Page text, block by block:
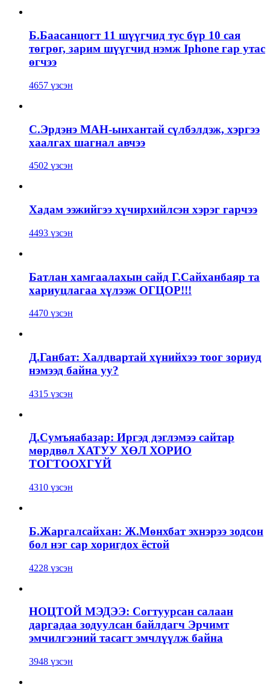
Б.Баасанцогт 11 шүүгчид тус бүр 10 сая
төгрөг, зарим шүүгчид нэмж Iphone гар утас
өгчээ
4657 үзсэн
С.Эрдэнэ МАН-ынхантай сүлбэлдэж, хэргээ
хаалгах шагнал авчээ
4502 үзсэн
Хадам ээжийгээ хүчирхийлсэн хэрэг гарчээ
4493 үзсэн
Батлан хамгаалахын сайд Г.Сайханбаяр та
хариуцлагаа хүлээж ОГЦОР!!!
4470 үзсэн
Д.Ганбат: Халдвартай хүнийхээ тоог зориуд
нэмээд байна уу?
4315 үзсэн
Д.Сумъяабазар: Иргэд дэглэмээ сайтар
мөрдвөл ХАТУУ ХӨЛ ХОРИО
ТОГТООХГҮЙ
4310 үзсэн
Б.Жаргалсайхан: Ж.Мөнхбат эхнэрээ зодсон
бол нэг сар хоригдох ёстой
4228 үзсэн
НОЦТОЙ МЭДЭЭ: Согтуурсан салаан
даргадаа зодуулсан байлдагч Эрчимт
эмчилгээний тасагт эмчлүүлж байна
3948 үзсэн